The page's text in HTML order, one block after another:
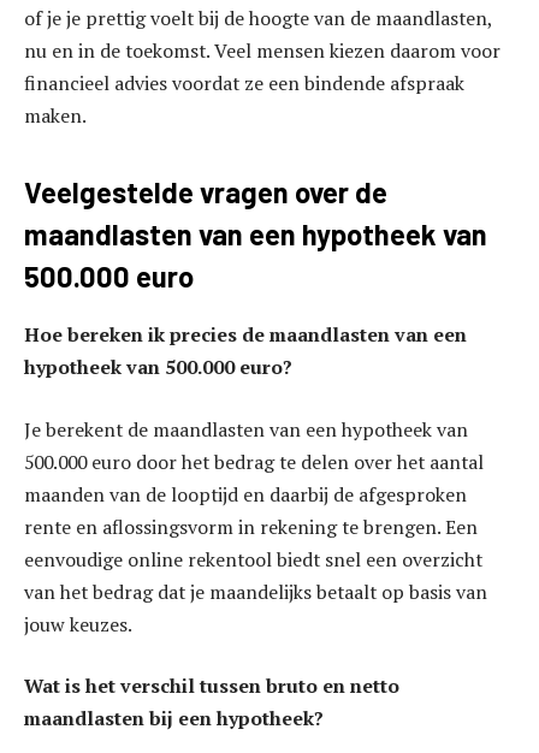
of je je prettig voelt bij de hoogte van de maandlasten,
nu en in de toekomst. Veel mensen kiezen daarom voor
financieel advies voordat ze een bindende afspraak
maken.
Veelgestelde vragen over de
maandlasten van een hypotheek van
500.000 euro
Hoe bereken ik precies de maandlasten van een
hypotheek van 500.000 euro?
Je berekent de maandlasten van een hypotheek van
500.000 euro door het bedrag te delen over het aantal
maanden van de looptijd en daarbij de afgesproken
rente en aflossingsvorm in rekening te brengen. Een
eenvoudige online rekentool biedt snel een overzicht
van het bedrag dat je maandelijks betaalt op basis van
jouw keuzes.
Wat is het verschil tussen bruto en netto
maandlasten bij een hypotheek?